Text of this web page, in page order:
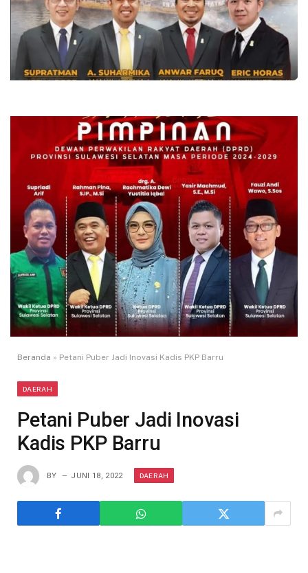
Beranda » Petani Puber Jadi Inovasi Kadis PKP Barru
DAERAH
Petani Puber Jadi Inovasi
Kadis PKP Barru
BY JUNI 18, 2022 DAERAH